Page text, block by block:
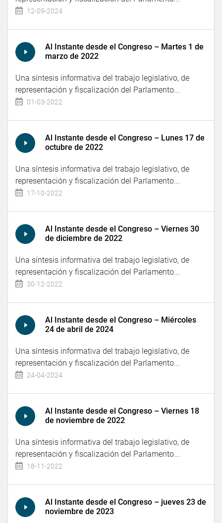
12-09-2024
Al Instante desde el Congreso – Martes 1 de
marzo de 2022
Una síntesis informativa del trabajo legislativo, de
representación y fiscalización del Parlamento...
01-03-2022
Al Instante desde el Congreso – Lunes 17 de
octubre de 2022
Una síntesis informativa del trabajo legislativo, de
representación y fiscalización del Parlamento...
17-10-2022
Al Instante desde el Congreso – Viernes 30
de diciembre de 2022
Una síntesis informativa del trabajo legislativo, de
representación y fiscalización del Parlamento...
30-12-2022
Al Instante desde el Congreso – Miércoles
24 de abril de 2024
Una síntesis informativa del trabajo legislativo, de
representación y fiscalización del Parlamento...
24-04-2024
Al Instante desde el Congreso – Viernes 18
de noviembre de 2022
Una síntesis informativa del trabajo legislativo, de
representación y fiscalización del Parlamento...
18-11-2022
Al Instante desde el Congreso – jueves 23 de
noviembre de 2023